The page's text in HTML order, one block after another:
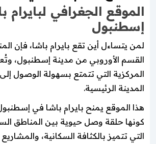
الموقع الجغرافي لبايرام
إسطنبول
لمن يتساءل أين تقع بايرام باشا، فإن
القسم الأوروبي من مدينة إسطنبول،
المركزية التي تتمتع بسهولة الوصول
المدينة الرئيسية.
هذا الموقع يمنح بايرام باشا في
كونها حلقة وصل حيوية بين المناطق
التي تتميز بالكثافة السكانية،